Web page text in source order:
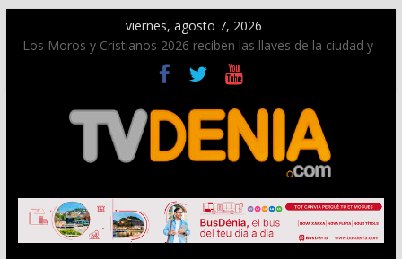
viernes, agosto 7, 2026
Los Moros y Cristianos 2026 reciben las llaves de la ciudad y
dan inicio a las fiestas en Dénia
El bando moro protagonista en la Segunda Entraeta Festera
Paco Adsuar dona al Arxiu de Dénia más de 50.000 imágenes
de la memoria visual de la ciudad
La Entraeta Festera llena de ambiente la calle Marqués de
Campo con la recepción a la Capitanía Cristiana
El XII Festival de Jazz de Dénia reunirá durante agosto a
figuras nacionales e internacionales en los Jardins de
Torrecremada